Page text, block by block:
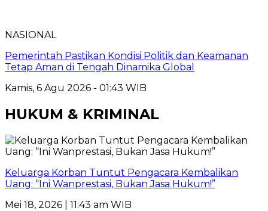
NASIONAL
Pemerintah Pastikan Kondisi Politik dan Keamanan
Tetap Aman di Tengah Dinamika Global
Kamis, 6 Agu 2026 - 01:43 WIB
HUKUM & KRIMINAL
Keluarga Korban Tuntut Pengacara Kembalikan
Uang: “Ini Wanprestasi, Bukan Jasa Hukum!”
Mei 18, 2026 | 11:43 am WIB